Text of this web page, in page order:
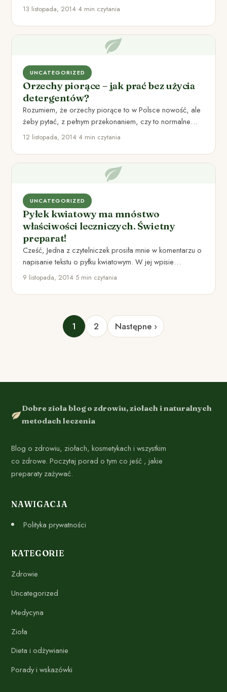
13 listopada, 2014•4 min czytania
UNCATEGORIZED
Orzechy piorące – jak prać bez użycia
detergentów?
Rozumiem, że orzechy piorące to w Polsce nowość, ale
żeby pytać, z pełnym przekonaniem, czy to normalne
orzechy…
12 listopada, 2014•4 min czytania
UNCATEGORIZED
Pyłek kwiatowy ma mnóstwo
właściwości leczniczych. Świetny
preparat!
Cześć, Jedna z czytelniczek prosiła mnie w komentarzu o
napisanie tekstu o pyłku kwiatowym. W jej wpisie
pojawiła…
9 listopada, 2014•5 min czytania
1 2 Następne ›
Dobre zioła blog o zdrowiu, ziołach i naturalnych
metodach leczenia
Blog o zdrowiu, ziołach, kosmetykach i wszystkim
co zdrowe. Poczytaj porad o tym co jeść , jakie
preparaty zażywać.
NAWIGACJA
Polityka prywatności
KATEGORIE
Zdrowie
Uncategorized
Medycyna
Zioła
Dieta i odżywianie
Porady i wskazówki